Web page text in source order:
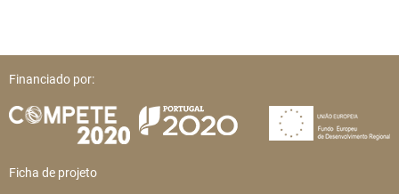
Financiado por:
Ficha de projeto